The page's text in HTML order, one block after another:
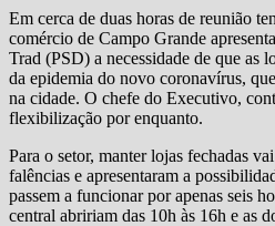
Em cerca de duas horas de reunião
comércio de Campo Grande
Trad (PSD) a necessidade de que as
da epidemia do novo coronavírus,
na cidade. O chefe do Executivo,
flexibilização por enquanto.
Para o setor, manter lojas fechadas
falências e apresentaram a
passem a funcionar por apenas seis
central abririam das 10h às 16h e as